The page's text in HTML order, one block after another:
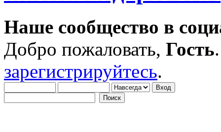
Наше сообщество в
Добро пожаловать, Гость
зарегистрируйтесь.